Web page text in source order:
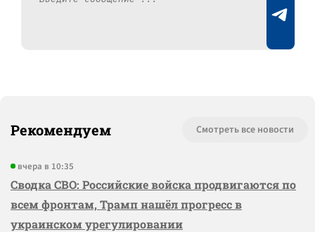
Рекомендуем Смотреть все новости
вчера в 10:35
Сводка СВО: Российские войска продвигаются по
всем фронтам, Трамп нашёл прогресс в
украинском урегулировании